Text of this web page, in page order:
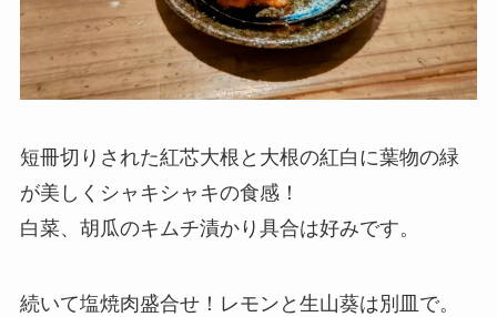
短冊切りされた紅芯大根と大根の紅白に葉物の緑
が美しくシャキシャキの食感！
白菜、胡瓜のキムチ漬かり具合は好みです。
続いて塩焼肉盛合せ！レモンと生山葵は別皿で。